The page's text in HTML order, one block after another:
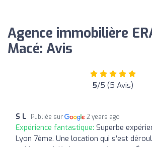
Agence immobilière
Macé: Avis
5/5 (5 Avis)
S L Publiée sur 2 years ago
Expérience fantastique: Superbe
Lyon 7ème. Une location qui s'est